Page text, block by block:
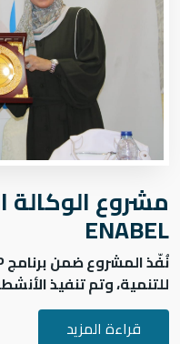
ﻣﺸﺮوع اﻟﻮﻛﺎﻟﺔ
ENABEL
نُفّذ المشروع ضمنبرنامج SYP
للتنمية، وتم تنفيذ
قراءة المزيد